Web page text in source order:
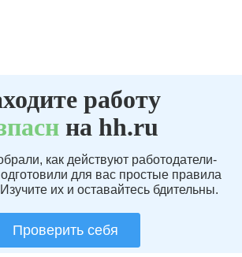
работу
паснна hh.ru
как действуют работодатели-
для вас простые правила
их и оставайтесь бдительны.
Проверить себя